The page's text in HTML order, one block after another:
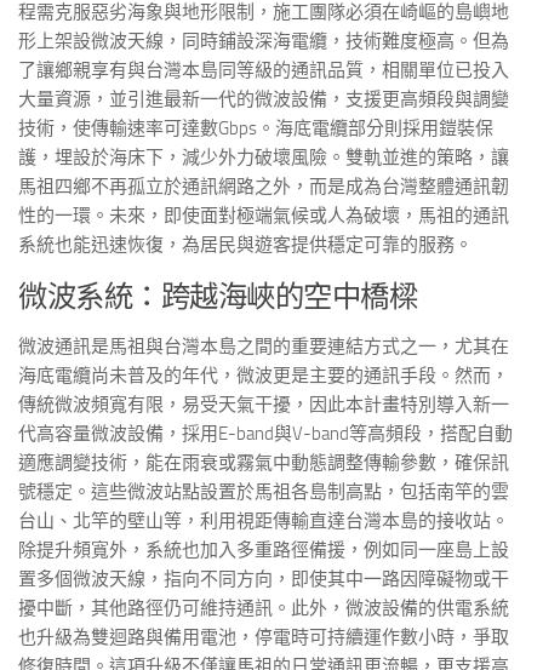
程需克服惡劣海象與地形限制，施工團隊必須在崎嶇的島嶼地
形上架設微波天線，同時鋪設深海電纜，技術難度極高。但為
了讓鄉親享有與台灣本島同等級的通訊品質，相關單位已投入
大量資源，並引進最新一代的微波設備，支援更高頻段與調變
技術，使傳輸速率可達數Gbps。海底電纜部分則採用鎧裝保
護，埋設於海床下，減少外力破壞風險。雙軌並進的策略，讓
馬祖四鄉不再孤立於通訊網路之外，而是成為台灣整體通訊韌
性的一環。未來，即使面對極端氣候或人為破壞，馬祖的通訊
系統也能迅速恢復，為居民與遊客提供穩定可靠的服務。
微波系統：跨越海峽的空中橋樑
微波通訊是馬祖與台灣本島之間的重要連結方式之一，尤其在
海底電纜尚未普及的年代，微波更是主要的通訊手段。然而，
傳統微波頻寬有限，易受天氣干擾，因此本計畫特別導入新一
代高容量微波設備，採用E-band與V-band等高頻段，搭配自動
適應調變技術，能在雨衰或霧氣中動態調整傳輸參數，確保訊
號穩定。這些微波站點設置於馬祖各島制高點，包括南竿的雲
台山、北竿的壁山等，利用視距傳輸直達台灣本島的接收站。
除提升頻寬外，系統也加入多重路徑備援，例如同一座島上設
置多個微波天線，指向不同方向，即使其中一路因障礙物或干
擾中斷，其他路徑仍可維持通訊。此外，微波設備的供電系統
也升級為雙迴路與備用電池，停電時可持續運作數小時，爭取